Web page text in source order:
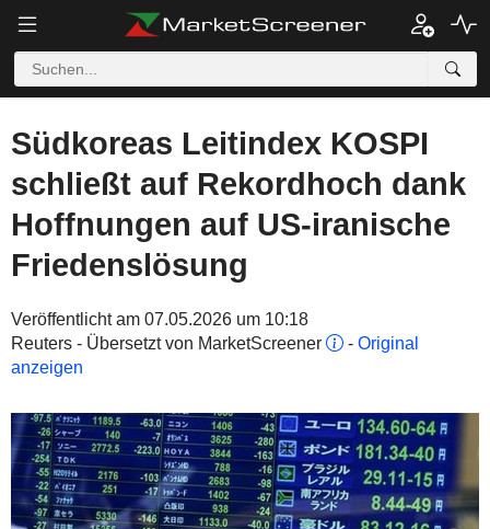
Südkoreas Leitindex KOSPI
schließt auf Rekordhoch dank
Hoffnungen auf US-iranische
Friedenslösung
Veröffentlicht am 07.05.2026 um 10:18
Reuters - Übersetzt von MarketScreener
- Original
anzeigen